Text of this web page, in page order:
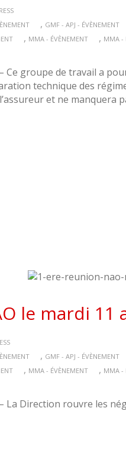
, GMF - APJ - ÉVÈNEMENT
, MMA - ÉVÈNEMENT , MMA -
Ce groupe de travail a
technique des
et ne manquera
le mardi 11
, GMF - APJ - ÉVÈNEMENT
, MMA - ÉVÈNEMENT , MMA -
La Direction rouvre les